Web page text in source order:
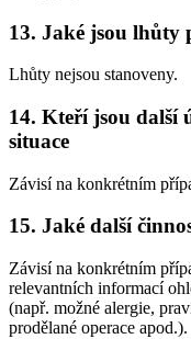
13. Jaké jsou lhůty
Lhůty nejsou stanoveny.
14. Kteří jsou další
situace
Závisí na konkrétním
15. Jaké další
Závisí na konkrétním
relevantních informací
(např. možné alergie,
prodělané operace apod.).